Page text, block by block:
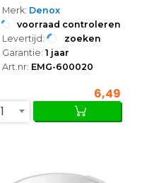
Merk: Denox
voorraad controleren
Levertijd: zoeken
Garantie: 1 jaar
Art.nr: EMG-600020
6,49
1